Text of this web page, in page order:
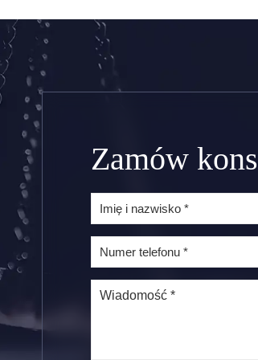
kontrahentów, właściciele firm
niejednokrotnie zadają sobie
pytanie: co z tym robić? Oddać
sprawę do kancelarii…
Zamów